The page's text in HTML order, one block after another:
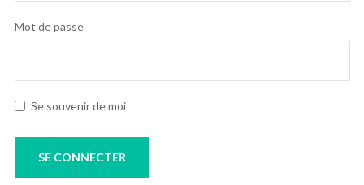
Mot de passe
Se souvenir de moi